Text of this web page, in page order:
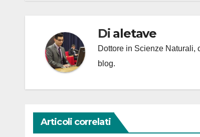
Di aletave
Dottore in Scienze Naturali,
blog.
Articoli correlati